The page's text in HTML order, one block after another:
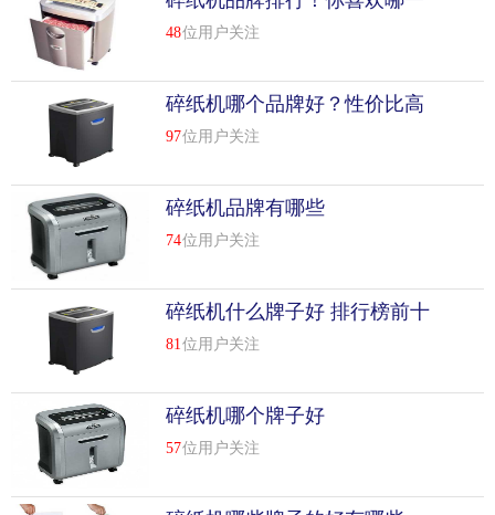
业”、“国家花卉生产示范基地”、“中国管理学会十大创新企业
奖”、“中国建设小康生态社会十大贡献企业”、“中国(行业)十
大创新品牌”等荣誉称号。2010年，公司荣获“中国十大花木
种植企业”第一名，荣获“国际年度种植者”银玫瑰奖，成为第
二大花卉企业。公司以“美化千家万户，着色祖国”的经营愿
景和“以科技引*产业，以服务创造市场”的经营理念，率先践
行“产业化转型、商业化导向、专业化生产、规模化经营”的
农林企业现代经营模式，成功建立“产销分离”管理体系，不
断引进新品种、新技术、新产品、新作品、新模式、新机
制。不断探索和经营适合中国国情的多种经营模式，如现代
花卉r&d及生产基地、连锁花卉大卖场、现代花卉高科技产业
园、花卉主题公园、零风险计划和准存量土地制度等。在业
内掀起了阵阵冲击波，造就了“何森现象”，得到了业界和社
艺”、“中国民族花卉产业旗手”、“全国林花产业化改革先
锋”、“中国绿化产业升级助推器”、“中国城乡色彩产业深度收
费”、“中国现代农业发展典范”。公司建立了浙江省唯*的“省
级花卉高新技术研发中心”，包括育种实验室、分子生物学实
个？
48位用户关注
碎纸机哪个品牌好？性价比高
又受欢迎的有哪些
97位用户关注
碎纸机品牌有哪些
74位用户关注
碎纸机什么牌子好 排行榜前十
名
81位用户关注
碎纸机哪个牌子好
57位用户关注